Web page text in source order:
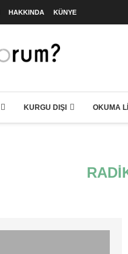
HAKKINDA KÜNYE
KURGU DIŞI OKUMA